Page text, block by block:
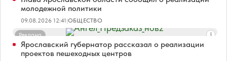
молодежной политики
09.08.2026 12:41|ОБЩЕСТВО
Реклама
Ярославский губернатор рассказал о реализации
проектов пешеходных центров